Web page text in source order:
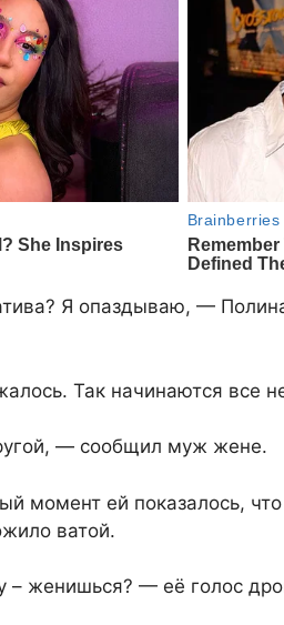
Я опаздываю, —
Так начинаются все
— сообщил муж жене.
момент ей показалось,
ватой.
женишься? — её голос